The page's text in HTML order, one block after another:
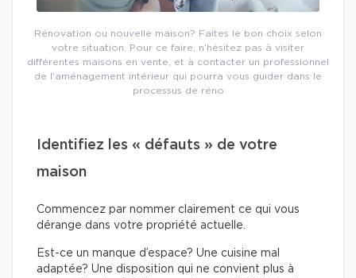
Rénovation ou nouvelle maison? Faites le bon choix selon
votre situation. Pour ce faire, n’hésitez pas à visiter
différentes maisons en vente, et à contacter un professionnel
de l’aménagement intérieur qui pourra vous guider dans le
processus de réno
Identifiez les « défauts » de votre
maison
Commencez par nommer clairement ce qui vous
dérange dans votre propriété actuelle.
Est-ce un manque d’espace? Une cuisine mal
adaptée? Une disposition qui ne convient plus à